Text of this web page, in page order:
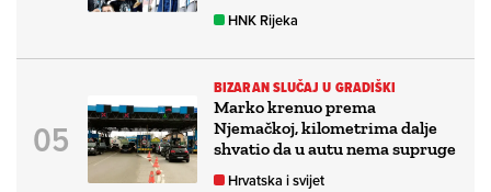
HNK Rijeka
BIZARAN SLUČAJ U GRADIŠKI
Marko krenuo prema
Njemačkoj, kilometrima dalje
shvatio da u autu nema supruge
Hrvatska i svijet